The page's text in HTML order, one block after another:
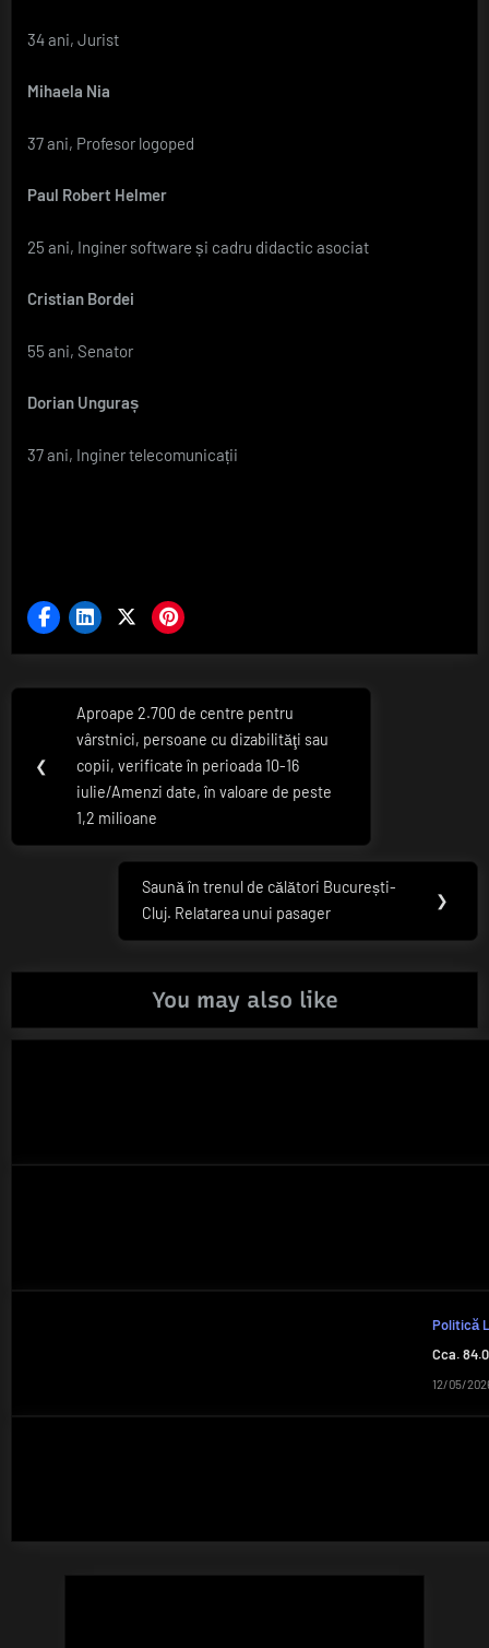
34 ani, Jurist
Mihaela Nia
37 ani, Profesor logoped
Paul Robert Helmer
25 ani, Inginer software și cadru didactic asociat
Cristian Bordei
55 ani, Senator
Dorian Unguraș
37 ani, Inginer telecomunicații
Navigare
articole
❮
Previous
Post:
Aproape 2.700 de centre pentru
vârstnici, persoane cu dizabilităţi sau
copii, verificate în perioada 10-16
iulie/Amenzi date, în valoare de peste
1,2 milioane
Next
Post:
Saună în trenul de călători București-
Cluj. Relatarea unui pasager
❯
You may also like
Politică
Cca.
12/05/